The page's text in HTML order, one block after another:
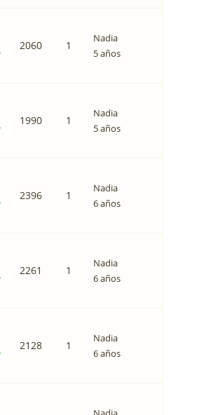
2060 1
Nadia
5 años
1990 1
Nadia
5 años
2396 1
Nadia
6 años
2261 1
Nadia
6 años
2128 1
Nadia
6 años